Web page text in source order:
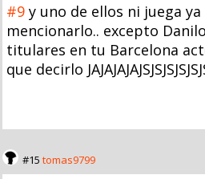
#9 y uno de ellos ni juega
mencionarlo.. excepto
titulares en tu Barcelona
que decirlo
#15 tomas9799